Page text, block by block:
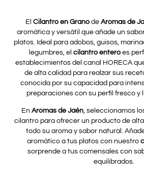
El Cilantro en Grano de Aromas de
aromática y versátil que añade un
platos. Ideal para adobos, guisos,
legumbres, el cilantro enteroes
establecimientos del canal HORECA
de alta calidad para realzar sus
conocida por su capacidad para
preparaciones con su perfil fresco y
En Aromas de Jaén, seleccionamos
cilantro para ofrecer un producto de
todo su aroma y sabor natural.
aromático a tus platos con nuestro
sorprende a tus comensales con
equilibrados.